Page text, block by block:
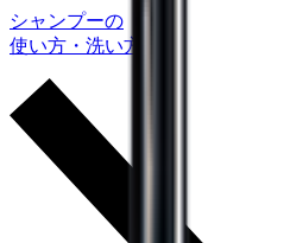
シャンプーの
使い方・洗い方